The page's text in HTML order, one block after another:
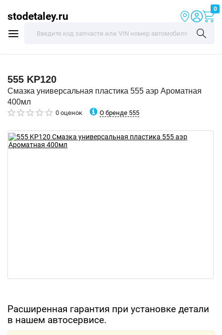
stodetaley.ru
0
555 KP120
Смазка универсальная пластика 555 аэр Ароматная
400мл
0 оценок О бренде 555
Расширенная гарантия при установке детали
в нашем автосервисе.